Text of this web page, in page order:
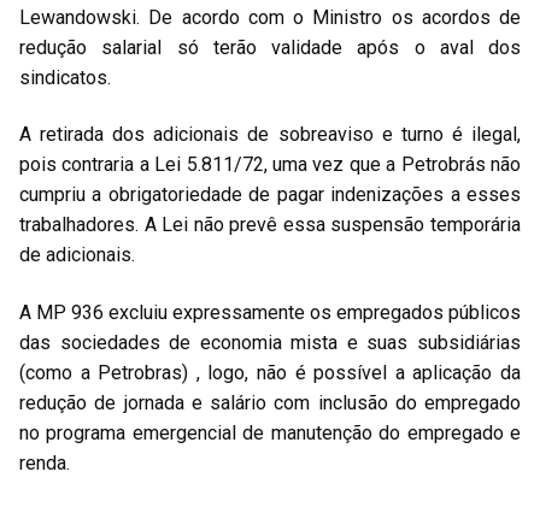
Lewandowski. De acordo com o Ministro os acordos de
redução salarial só terão validade após o aval dos
sindicatos.
A retirada dos adicionais de sobreaviso e turno é ilegal,
pois contraria a Lei 5.811/72, uma vez que a Petrobrás não
cumpriu a obrigatoriedade de pagar indenizações a esses
trabalhadores. A Lei não prevê essa suspensão temporária
de adicionais.
A MP 936 excluiu expressamente os empregados públicos
das sociedades de economia mista e suas subsidiárias
(como a Petrobras) , logo, não é possível a aplicação da
redução de jornada e salário com inclusão do empregado
no programa emergencial de manutenção do empregado e
renda.